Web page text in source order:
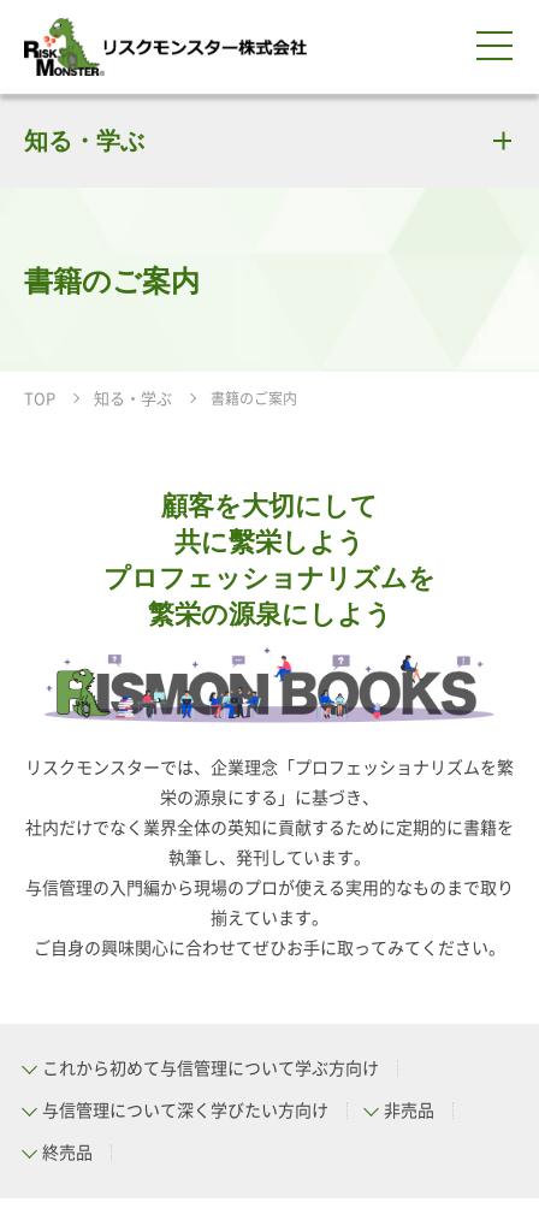
サービス紹介
選ばれる理由
知る・学ぶ
導入事例
企業情報
採用情報
IR情報
お問い合わせ
0120-259-440
知る・学ぶ
書籍のご案内
TOP 知る・学ぶ 書籍のご案内
顧客を大切にして
共に繫栄しよう
プロフェッショナリズムを
繁栄の源泉にしよう
リスクモンスターでは、企業理念「プロフェッショナリズムを繁
栄の源泉にする」に基づき、
社内だけでなく業界全体の英知に貢献するために定期的に書籍を
執筆し、発刊しています。
与信管理の入門編から現場のプロが使える実用的なものまで取り
揃えています。
ご自身の興味関心に合わせてぜひお手に取ってみてください。
これから初めて与信管理について学ぶ方向け
与信管理について深く学びたい方向け 非売品
終売品